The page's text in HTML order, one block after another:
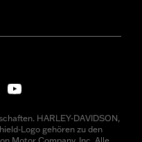
HARLEY-DAVIDSON,
Logo gehören zu den